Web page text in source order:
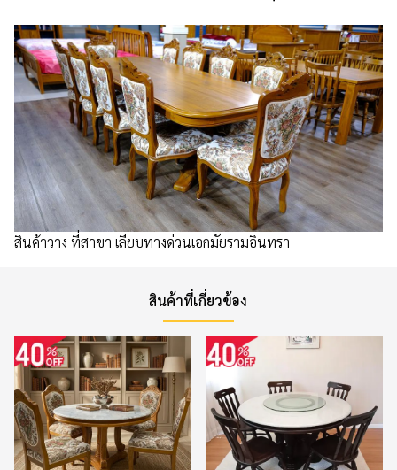
สินค้าวาง ที่สาขา เลียบทางด่วนเอกมัยรามอินทรา
สินค้าที่เกี่ยวข้อง